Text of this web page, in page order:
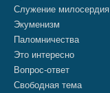
Служение милосердия
Экуменизм
Паломничества
Это интересно
Вопрос-ответ
Свободная тема